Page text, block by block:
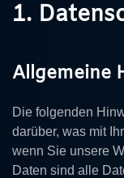
1.
Allgemeine
Die folgenden
darüber, was mit
wenn Sie unsere
Daten sind alle